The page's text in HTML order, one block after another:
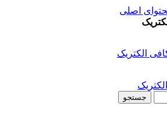
اصلی
الکتریک
جستجو